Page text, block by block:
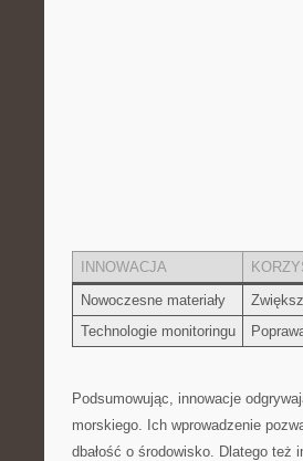
INNOWACJA
Nowoczesne materiały
Technologie monitoringu
Podsumowując,⁢ innowacje
⁣morskiego. ⁣Ich wprowadzenie
dbałość o​ środowisko. Dlatego też‍